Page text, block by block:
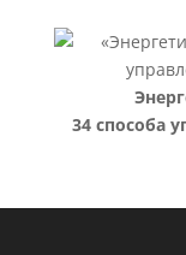
34 способа